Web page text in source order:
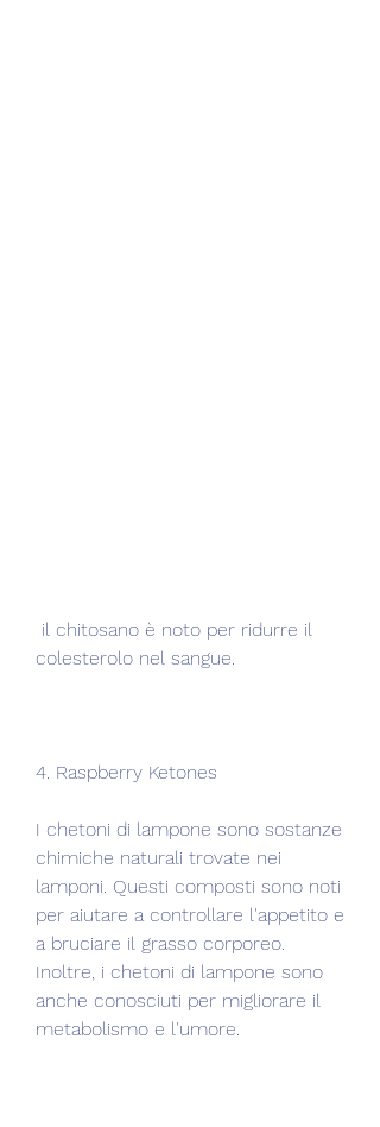
colesterolo nel sangue.
4. Raspberry Ketones
I chetoni di lampone sono sostanze
chimiche naturali trovate nei
lamponi. Questi composti sono noti
per aiutare a controllare l'appetito e
a bruciare il grasso corporeo.
Inoltre, i chetoni di lampone sono
anche conosciuti per migliorare il
metabolismo e l'umore.